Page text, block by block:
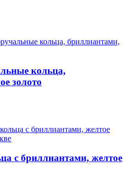
кольца,
золото
с бриллиантами, желтое